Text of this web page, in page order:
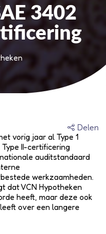
3402
Delen
vorig jaar al Type 1
II-certificering
auditstandaard
werkzaamheden.
dat VCN Hypotheken
heeft, maar deze ook
over een langere